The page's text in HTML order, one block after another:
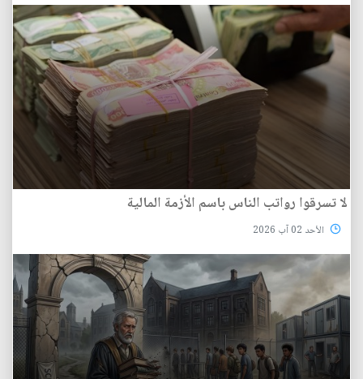
لا تسرقوا رواتب الناس باسم الأزمة المالية
الأحد 02 آب 2026